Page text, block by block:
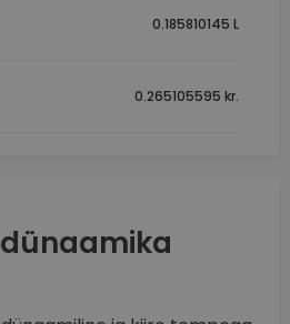
0.185810145 L
0.265105595 kr.